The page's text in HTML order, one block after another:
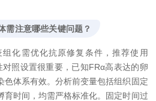
需注意哪些关键问题？
化需优化抗原修复条件，推荐使用
照设置很重要，已知FRα高表达的卵
色体系有效。分析前变量包括组织固定
育时间，均需严格标准化。固定时间过